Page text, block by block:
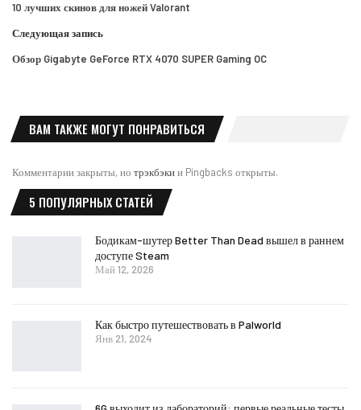
10 лучших скинов для ножей Valorant
Следующая запись
Обзор Gigabyte GeForce RTX 4070 SUPER Gaming OC
ВАМ ТАКЖЕ МОГУТ ПОНРАВИТЬСЯ
Комментарии закрыты, но трэкбэкии Pingbacks открыты.
5 ПОПУЛЯРНЫХ СТАТЕЙ
Бодикам-шутер Better Than Dead вышел в раннем
доступе Steam
Май 12, 2026
Как быстро путешествовать в Palworld
Янв 21, 2024